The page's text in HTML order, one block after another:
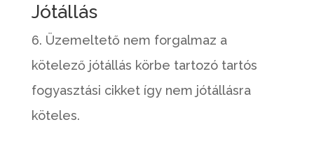
Jótállás
6. Üzemeltető nem forgalmaz a
kötelező jótállás körbe tartozó tartós
fogyasztási cikket így nem jótállásra
köteles.